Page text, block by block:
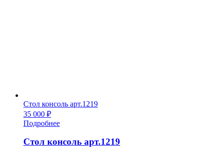
Стол консоль арт.1219
35 000 ₽
Подробнее
Стол консоль арт.1219